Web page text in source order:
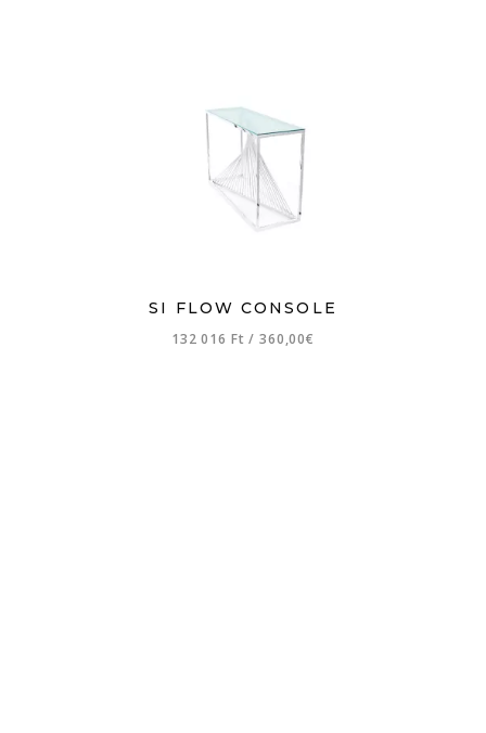
SI FLOW CONSOLE
132 016 Ft/ 360,00€